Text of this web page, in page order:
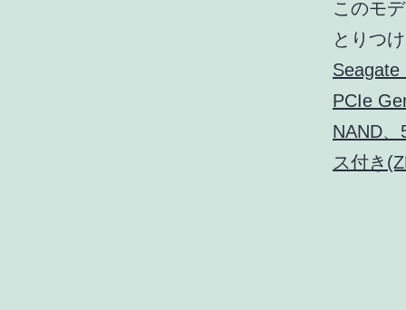
このモ
とりつ
Seagate
PCIe
NAND
ス付き